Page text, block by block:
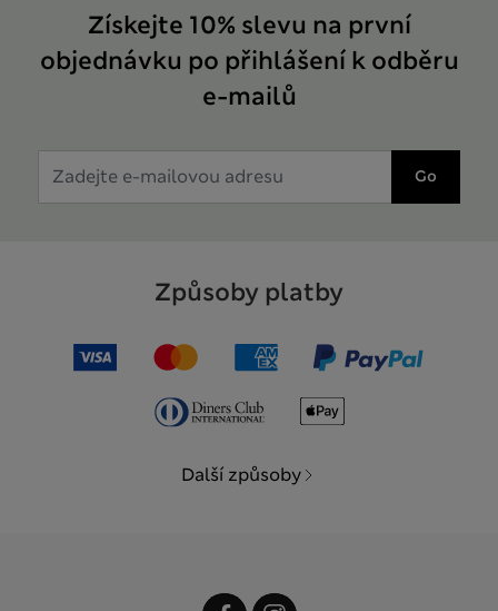
Získejte 10% slevu na první
objednávku po přihlášení k odběru
e-mailů
Go
Způsoby platby
Další způsoby